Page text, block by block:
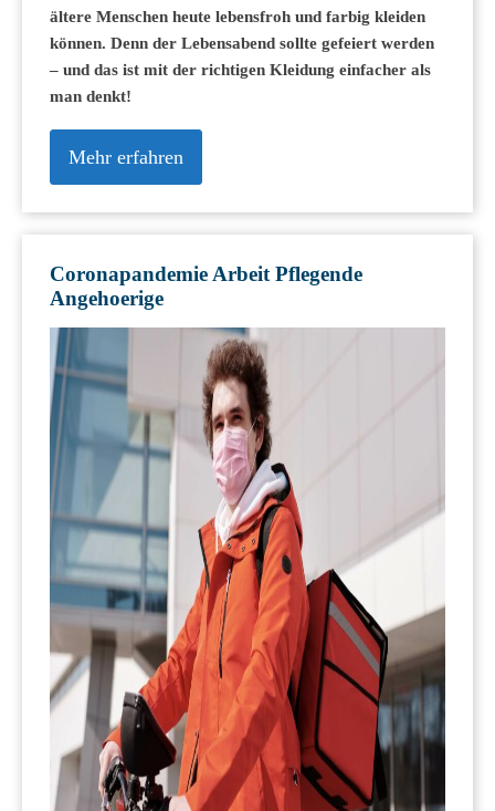
ältere Menschen heute lebensfroh und farbig kleiden
können. Denn der Lebensabend sollte gefeiert werden
– und das ist mit der richtigen Kleidung einfacher als
man denkt!
Mehr erfahren
Coronapandemie Arbeit Pflegende
Angehoerige